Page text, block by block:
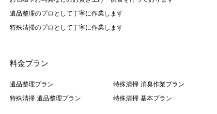
遺品整理のプロとして丁寧に作業します
特殊清掃のプロとして丁寧に作業します
料金プラン
遺品整理プラン
特殊清掃 消臭作業プラン
特殊清掃 遺品整理プラン
特殊清掃 基本プラン